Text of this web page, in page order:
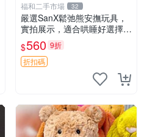
福和二手市場 32
嚴選SanX鬆弛熊安撫玩具，
實拍展示，適合哄睡好選擇
電腦玩具 安撫用品
$560 9折
折扣碼